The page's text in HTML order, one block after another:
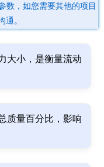
数，如您需要其他的项目
通。
大小，是衡量流动
质量百分比，影响